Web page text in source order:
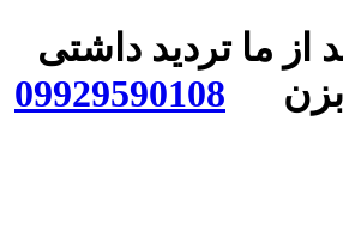
از ما تردید داشتی
بزن 09929590108